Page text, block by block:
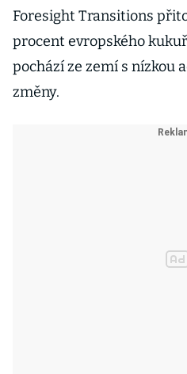
Foresight Transitions
procent evropského
pochází ze zemí s nízkou
změny.